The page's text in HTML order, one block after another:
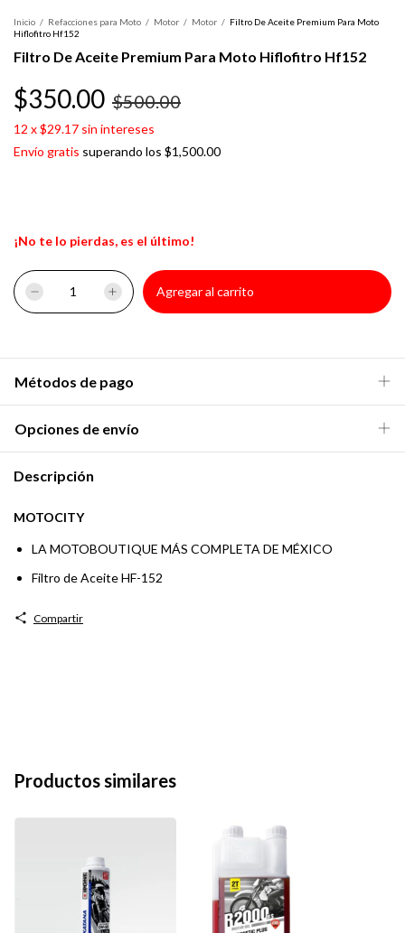
Inicio / Refacciones para Moto / Motor / Motor / Filtro De Aceite Premium Para Moto
Hiflofitro Hf152
Filtro De Aceite Premium Para Moto Hiflofitro Hf152
$350.00 $500.00
12 x$29.17 sin intereses
Envío gratis superando los $1,500.00
¡No te lo pierdas, es el último!
Métodos de pago
Opciones de envío
Descripción
MOTOCITY
LA MOTOBOUTIQUE MÁS COMPLETA DE MÉXICO
Filtro de Aceite HF-152
Compartir
Productos similares